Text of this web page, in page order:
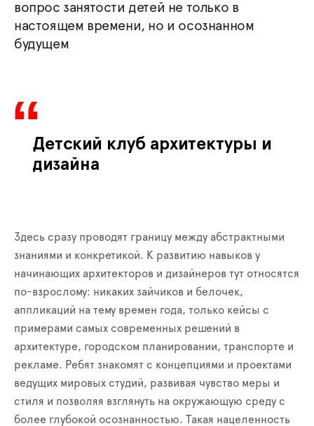
вопрос занятости детей не только в
настоящем времени, но и осознанном
будущем
Детский клуб архитектуры и
дизайна
Здесь сразу проводят границу между абстрактными
знаниями и конкретикой. К развитию навыков у
начинающих архитекторов и дизайнеров тут относятся
по-взрослому: никаких зайчиков и белочек,
аппликаций на тему времен года, только кейсы с
примерами самых современных решений в
архитектуре, городском планировании, транспорте и
рекламе. Ребят знакомят с концепциями и проектами
ведущих мировых студий, развивая чувство меры и
стиля и позволяя взглянуть на окружающую среду с
более глубокой осознанностью. Такая нацеленность